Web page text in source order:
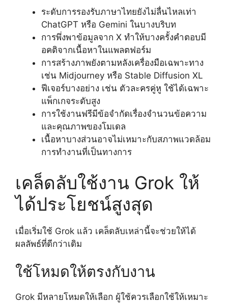
ระดับการรองรับภาษาไทยยังไม่ลื่นไหลเท่า
ChatGPT หรือ Gemini ในบางบริบท
การพึ่งพาข้อมูลจาก X ทำให้บางครั้งคำตอบมี
อคติจากเนื้อหาในแพลตฟอร์ม
การสร้างภาพยังตามหลังเครื่องมือเฉพาะทาง
เช่น Midjourney หรือ Stable Diffusion XL
ฟีเจอร์บางอย่าง เช่น ตัวละครคู่หู ใช้ได้เฉพาะ
แพ็กเกจระดับสูง
การใช้งานฟรีมีข้อจำกัดเรื่องจำนวนข้อความ
และคุณภาพของโมเดล
เนื้อหาบางส่วนอาจไม่เหมาะกับสภาพแวดล้อม
การทำงานที่เป็นทางการ
เคล็ดลับใช้งาน Grok ให้
ได้ประโยชน์สูงสุด
เมื่อเริ่มใช้ Grok แล้ว เคล็ดลับเหล่านี้จะช่วยให้ได้
ผลลัพธ์ที่ดีกว่าเดิม
ใช้โหมดให้ตรงกับงาน
Grok มีหลายโหมดให้เลือก ผู้ใช้ควรเลือกใช้ให้เหมาะ